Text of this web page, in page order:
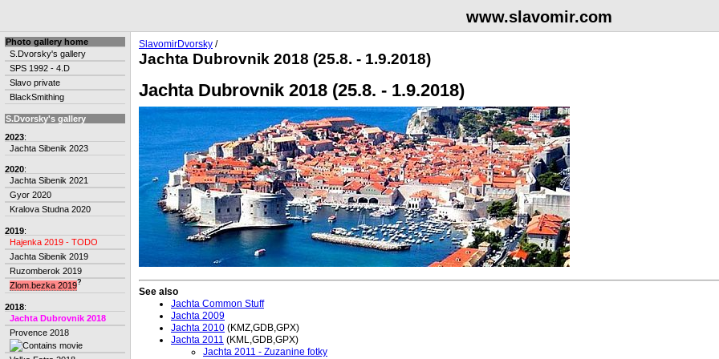
www.slavomir.com
Photo gallery home
S.Dvorsky's gallery
SPS 1992 - 4.D
Slavo private
BlackSmithing
S.Dvorsky's gallery
2023:
Jachta Sibenik 2023
2020:
Jachta Sibenik 2021
Gyor 2020
Kralova Studna 2020
2019:
Hajenka 2019 - TODO
Jachta Sibenik 2019
Ruzomberok 2019
Zlom.bezka 2019?
2018:
Jachta Dubrovnik 2018
Provence 2018
SlavomirDvorsky /
Jachta Dubrovnik 2018 (25.8. - 1.9.2018)
Jachta Dubrovnik 2018 (25.8. - 1.9.2018)
See also
Jachta Common Stuff
Jachta 2009
Jachta 2010 (KMZ,GDB,GPX)
Jachta 2011 (KML,GDB,GPX)
Jachta 2011 - Zuzanine fotky